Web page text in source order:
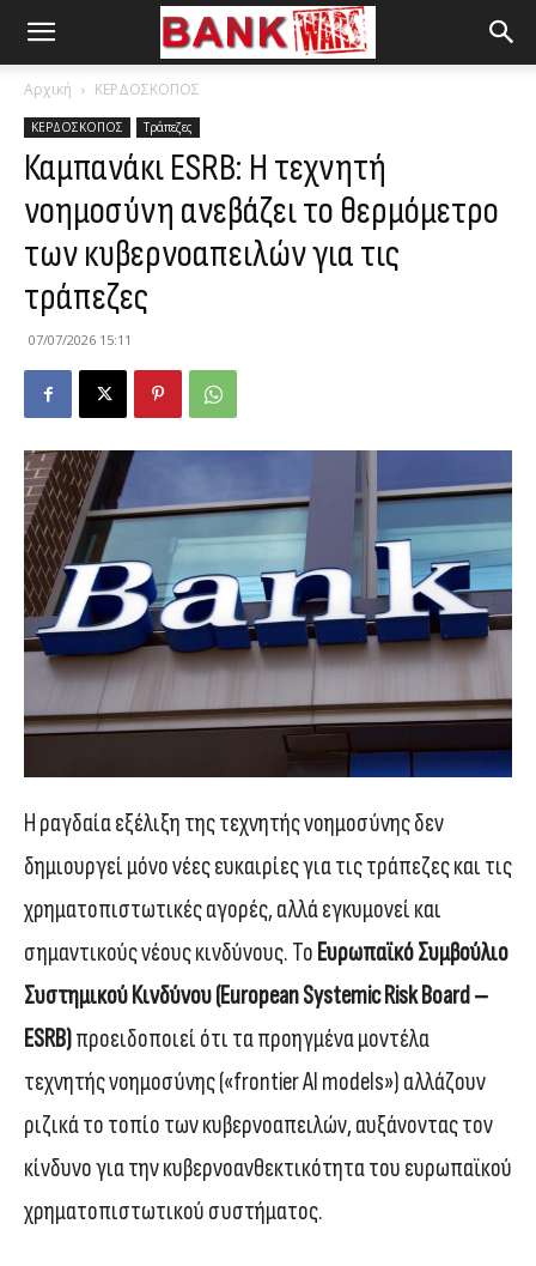
Αρχική ΚΕΡΔΟΣΚΟΠΟΣ
ΚΕΡΔΟΣΚΟΠΟΣ Τράπεζες
Καμπανάκι ESRB: Η τεχνητή
νοημοσύνη ανεβάζει το θερμόμετρο
των κυβερνοαπειλών για τις
τράπεζες
07/07/2026 15:11
Η ραγδαία εξέλιξη της τεχνητής νοημοσύνης δεν
δημιουργεί μόνο νέες ευκαιρίες για τις τράπεζες και τις
χρηματοπιστωτικές αγορές, αλλά εγκυμονεί και
σημαντικούς νέους κινδύνους. Το Ευρωπαϊκό Συμβούλιο
Συστημικού Κινδύνου (European Systemic Risk Board –
ESRB)προειδοποιεί ότι τα προηγμένα μοντέλα
τεχνητής νοημοσύνης («frontier AI models») αλλάζουν
ριζικά το τοπίο των κυβερνοαπειλών, αυξάνοντας τον
κίνδυνο για την κυβερνοανθεκτικότητα του ευρωπαϊκού
χρηματοπιστωτικού συστήματος.